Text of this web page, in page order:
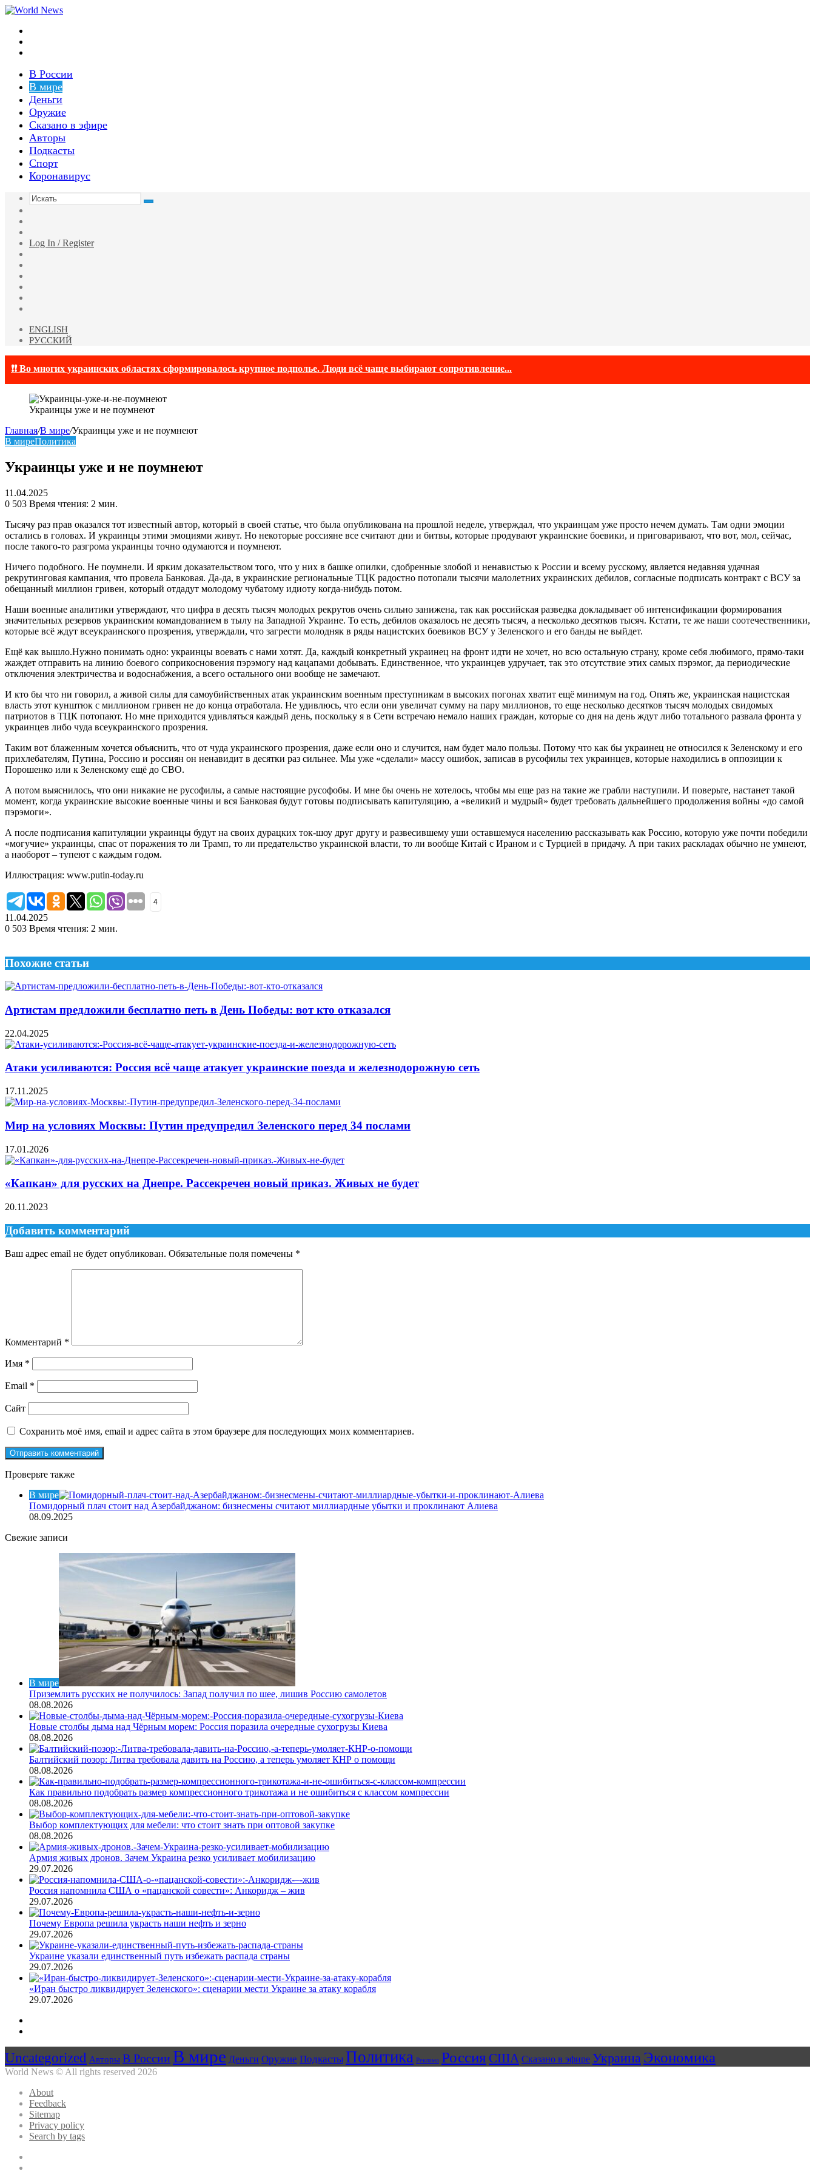
В России
В мире
Деньги
Оружие
Сказано в эфире
Авторы
Подкасты
Спорт
Коронавирус
Искать
статья
Log In / Register
ENGLISH
РУССКИЙ
❗❗ Во многих украинских областях сформировалось крупное подполье. Люди всё чаще выбирают сопротивление...
Украинцы уже и не поумнеют
Главная/В мире/Украинцы уже и не поумнеют
В миреПолитика
Украинцы уже и не поумнеют
11.04.2025
0 503 Время чтения: 2 мин.
Тысячу раз прав оказался тот известный автор, который в своей статье, что была опубликована на прошлой неделе, утверждал, что украинцам уже просто нечем думать. Там одни эмоции
остались в головах. И украинцы этими эмоциями живут. Но некоторые россияне все считают дни и битвы, которые продувают украинские боевики, и приговаривают, что вот, мол, сейчас,
после такого-то разгрома украинцы точно одумаются и поумнеют.
Ничего подобного. Не поумнели. И ярким доказательством того, что у них в башке опилки, сдобренные злобой и ненавистью к России и всему русскому, является недавняя удачная
рекрутинговая кампания, что провела Банковая. Да-да, в украинские региональные ТЦК радостно потопали тысячи малолетних украинских дебилов, согласные подписать контракт с ВСУ за
обещанный миллион гривен, который отдадут молодому чубатому идиоту когда-нибудь потом.
Наши военные аналитики утверждают, что цифра в десять тысяч молодых рекрутов очень сильно занижена, так как российская разведка докладывает об интенсификации формирования
значительных резервов украинским командованием в тылу на Западной Украине. То есть, дебилов оказалось не десять тысяч, а несколько десятков тысяч. Кстати, те же наши соотечественники,
которые всё ждут всеукраинского прозрения, утверждали, что загрести молодняк в ряды нацистских боевиков ВСУ у Зеленского и его банды не выйдет.
Ещё как вышло.Нужно понимать одно: украинцы воевать с нами хотят. Да, каждый конкретный украинец на фронт идти не хочет, но всю остальную страну, кроме себя любимого, прямо-таки
жаждет отправить на линию боевого соприкосновения пэрэмогу над кацапами добывать. Единственное, что украинцев удручает, так это отсутствие этих самых пэрэмог, да периодические
отключения электричества и водоснабжения, а всего остального они вообще не замечают.
И кто бы что ни говорил, а живой силы для самоубийственных атак украинским военным преступникам в высоких погонах хватит ещё минимум на год. Опять же, украинская нацистская
власть этот кунштюк с миллионом гривен не до конца отработала. Не удивлюсь, что если они увеличат сумму на пару миллионов, то еще несколько десятков тысяч молодых свидомых
патриотов в ТЦК потопают. Но мне приходится удивляться каждый день, поскольку я в Сети встречаю немало наших граждан, которые со дня на день ждут либо тотального развала фронта у
украинцев либо чуда всеукраинского прозрения.
Таким вот блаженным хочется объяснить, что от чуда украинского прозрения, даже если оно и случится, нам будет мало пользы. Потому что как бы украинец не относился к Зеленскому и его
прихлебателям, Путина, Россию и россиян он ненавидит в десятки раз сильнее. Мы уже «сделали» массу ошибок, записав в русофилы тех украинцев, которые находились в оппозиции к
Порошенко или к Зеленскому ещё до СВО.
А потом выяснилось, что они никакие не русофилы, а самые настоящие русофобы. И мне бы очень не хотелось, чтобы мы еще раз на такие же грабли наступили. И поверьте, настанет такой
момент, когда украинские высокие военные чины и вся Банковая будут готовы подписывать капитуляцию, а «великий и мудрый» будет требовать дальнейшего продолжения войны «до самой
пэрэмоги».
А после подписания капитуляции украинцы будут на своих дурацких ток-шоу друг другу и развесившему уши оставшемуся населению рассказывать как Россию, которую уже почти победили
«могучие» украинцы, спас от поражения то ли Трамп, то ли предательство украинской власти, то ли вообще Китай с Ираном и с Турцией в придачу. А при таких раскладах обычно не умнеют,
а наоборот – тупеют с каждым годом.
Иллюстрация: www.putin-today.ru
4
11.04.2025
0 503 Время чтения: 2 мин.
Похожие статьи
Артистам предложили бесплатно петь в День Победы: вот кто отказался
22.04.2025
Атаки усиливаются: Россия всё чаще атакует украинские поезда и железнодорожную сеть
17.11.2025
Мир на условиях Москвы: Путин предупредил Зеленского перед 34 послами
17.01.2026
«Капкан» для русских на Днепре. Рассекречен новый приказ. Живых не будет
20.11.2023
Добавить комментарий
Ваш адрес email не будет опубликован. Обязательные поля помечены *
Комментарий *
Имя *
Email *
Сайт
Сохранить моё имя, email и адрес сайта в этом браузере для последующих моих комментариев.
Проверьте также
В мире
Помидорный плач стоит над Азербайджаном: бизнесмены считают миллиардные убытки и проклинают Алиева
08.09.2025
Свежие записи
В мире
Приземлить русских не получилось: Запад получил по шее, лишив Россию самолетов
08.08.2026
Новые столбы дыма над Чёрным морем: Россия поразила очередные сухогрузы Киева
08.08.2026
Балтийский позор: Литва требовала давить на Россию, а теперь умоляет КНР о помощи
08.08.2026
Как правильно подобрать размер компрессионного трикотажа и не ошибиться с классом компрессии
08.08.2026
Выбор комплектующих для мебели: что стоит знать при оптовой закупке
08.08.2026
Армия живых дронов. Зачем Украина резко усиливает мобилизацию
29.07.2026
Россия напомнила США о «пацанской совести»: Анкоридж – жив
29.07.2026
Почему Европа решила украсть наши нефть и зерно
29.07.2026
Украине указали единственный путь избежать распада страны
29.07.2026
«Иран быстро ликвидирует Зеленского»: сценарии мести Украине за атаку корабля
29.07.2026
Uncategorized Авторы В России В мире Деньги Оружие Подкасты Политика Реклама Россия США Сказано в эфире Украина Экономика
World News © All rights reserved 2026
About
Feedback
Sitemap
Privacy policy
Search by tags